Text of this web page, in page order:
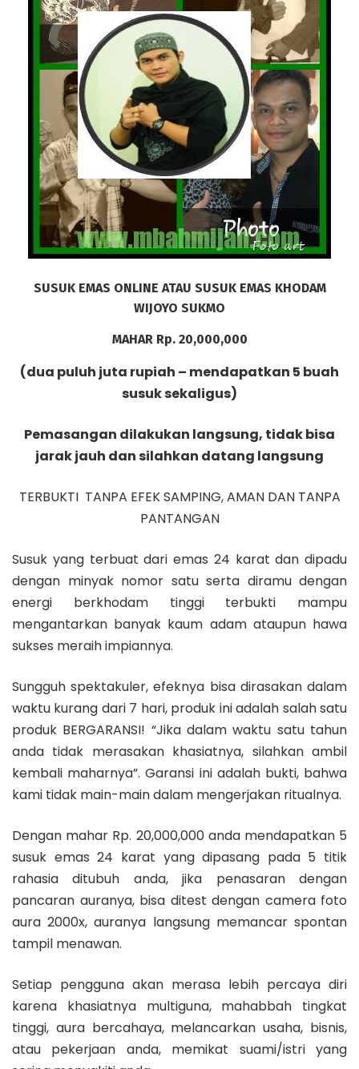
SUSUK EMAS ONLINE ATAU SUSUK EMAS KHODAM
WIJOYO SUKMO
MAHAR Rp. 20,000,000
(dua puluh juta rupiah – mendapatkan 5 buah
susuk sekaligus)
Pemasangan dilakukan langsung, tidak bisa
jarak jauh dan silahkan datang langsung
TERBUKTI TANPA EFEK SAMPING, AMAN DAN TANPA
PANTANGAN
Susuk yang terbuat dari emas 24 karat dan dipadu
dengan minyak nomor satu serta diramu dengan
energi berkhodam tinggi terbukti mampu
mengantarkan banyak kaum adam ataupun hawa
sukses meraih impiannya.
Sungguh spektakuler, efeknya bisa dirasakan dalam
waktu kurang dari 7 hari, produk ini adalah salah satu
produk BERGARANSI! “Jika dalam waktu satu tahun
anda tidak merasakan khasiatnya, silahkan ambil
kembali maharnya”. Garansi ini adalah bukti, bahwa
kami tidak main-main dalam mengerjakan ritualnya.
Dengan mahar Rp. 20,000,000 anda mendapatkan 5
susuk emas 24 karat yang dipasang pada 5 titik
rahasia ditubuh anda, jika penasaran dengan
pancaran auranya, bisa ditest dengan camera foto
aura 2000x, auranya langsung memancar spontan
tampil menawan.
Setiap pengguna akan merasa lebih percaya diri
karena khasiatnya multiguna, mahabbah tingkat
tinggi, aura bercahaya, melancarkan usaha, bisnis,
atau pekerjaan anda, memikat suami/istri yang